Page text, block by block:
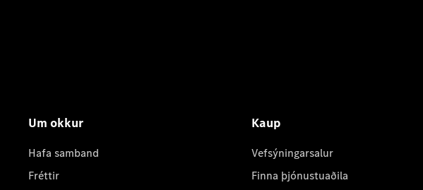
Um okkur
Hafa samband
Fréttir
Kaup
Vefsýningarsalur
Finna þjónustuaðila